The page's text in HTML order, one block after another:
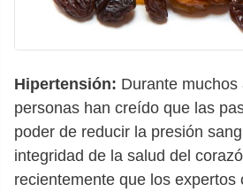
Hipertensión: Durante
personas han creído que las
poder de reducir la presión
integridad de la salud del
recientemente que los expertos